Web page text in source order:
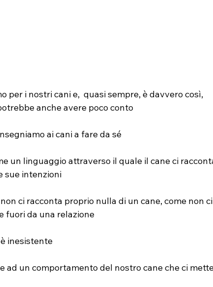
per i nostri cani e,  quasi sempre, è davvero così,
anche avere poco conto
ai cani a fare da sé
un linguaggio attraverso il quale il cane ci
sue intenzioni
ci racconta proprio nulla di un cane, come non
fuori da una relazione
inesistente
ad un comportamento del nostro cane che ci